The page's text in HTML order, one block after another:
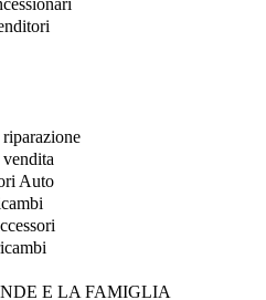
Auto
E LA FAMIGLIA